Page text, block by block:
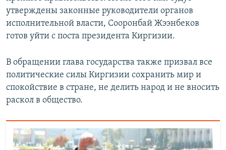
утверждены законные руководители органов
исполнительной власти, Сооронбай Жээнбеков
готов уйти с поста президента Киргизии.
В обращении глава государства также призвал все
политические силы Киргизии сохранить мир и
спокойствие в стране, не делить народ и не вносить
раскол в общество.